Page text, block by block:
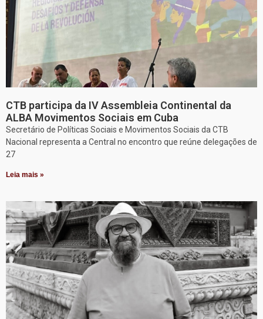
CTB participa da IV Assembleia Continental da
ALBA Movimentos Sociais em Cuba
Secretário de Políticas Sociais e Movimentos Sociais da CTB
Nacional representa a Central no encontro que reúne delegações de
27
Leia mais »